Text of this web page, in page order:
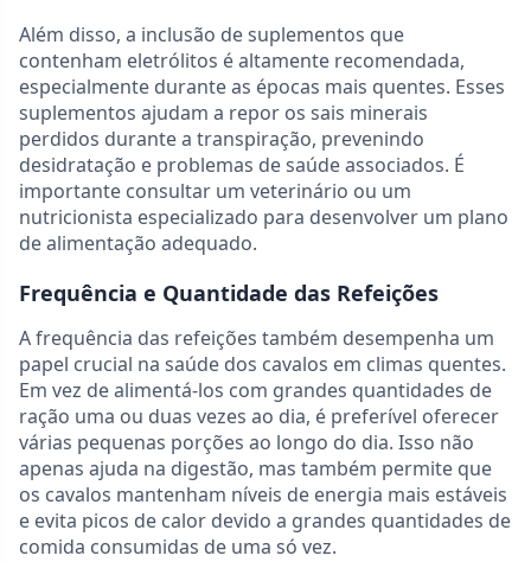
Além disso, a inclusão de suplementos que
contenham eletrólitos é altamente recomendada,
especialmente durante as épocas mais quentes. Esses
suplementos ajudam a repor os sais minerais
perdidos durante a transpiração, prevenindo
desidratação e problemas de saúde associados. É
importante consultar um veterinário ou um
nutricionista especializado para desenvolver um plano
de alimentação adequado.
Frequência e Quantidade das Refeições
A frequência das refeições também desempenha um
papel crucial na saúde dos cavalos em climas quentes.
Em vez de alimentá-los com grandes quantidades de
ração uma ou duas vezes ao dia, é preferível oferecer
várias pequenas porções ao longo do dia. Isso não
apenas ajuda na digestão, mas também permite que
os cavalos mantenham níveis de energia mais estáveis
e evita picos de calor devido a grandes quantidades de
comida consumidas de uma só vez.